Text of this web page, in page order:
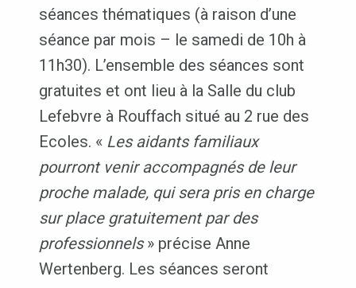
séances thématiques (à raison d’une
séance par mois – le samedi de 10h à
11h30). L’ensemble des séances sont
gratuites et ont lieu à la Salle du club
Lefebvre à Rouffach situé au 2 rue des
Ecoles. « Les aidants familiaux
pourront venir accompagnés de leur
proche malade, qui sera pris en charge
sur place gratuitement par des
professionnels» précise Anne
Wertenberg. Les séances seront